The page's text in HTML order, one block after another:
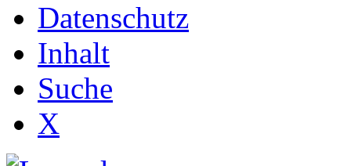
Datenschutz
Inhalt
Suche
X